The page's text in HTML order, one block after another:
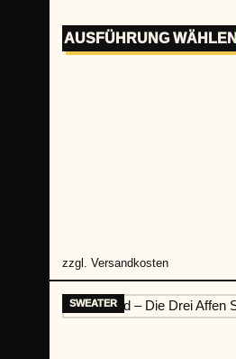
AUSFÜHRUNG WÄHLEN
zzgl. Versandkosten